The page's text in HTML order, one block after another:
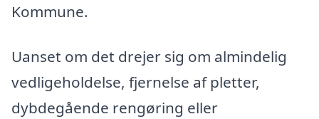
Kommune.
Uanset om det drejer sig om almindelig
vedligeholdelse, fjernelse af pletter,
dybdegående rengøring eller